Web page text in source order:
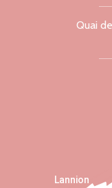
Quai
Lannion